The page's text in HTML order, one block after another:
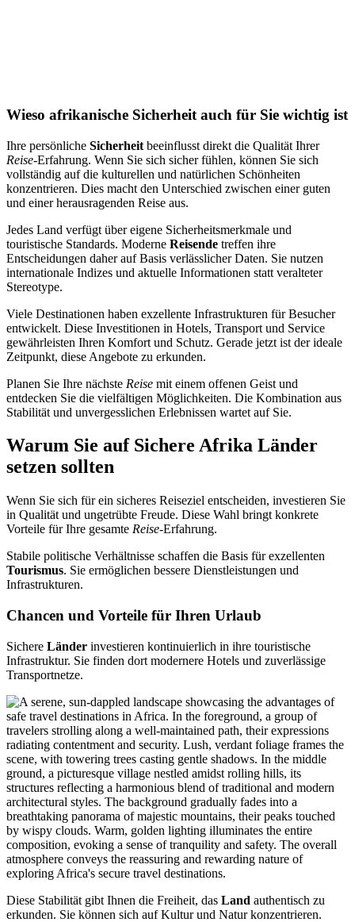
Wieso afrikanische Sicherheit auch für Sie wichtig ist
Ihre persönliche Sicherheit beeinflusst direkt die Qualität Ihrer
Reise-Erfahrung. Wenn Sie sich sicher fühlen, können Sie sich
vollständig auf die kulturellen und natürlichen Schönheiten
konzentrieren. Dies macht den Unterschied zwischen einer guten
und einer herausragenden Reise aus.
Jedes Land verfügt über eigene Sicherheitsmerkmale und
touristische Standards. Moderne Reisende treffen ihre
Entscheidungen daher auf Basis verlässlicher Daten. Sie nutzen
internationale Indizes und aktuelle Informationen statt veralteter
Stereotype.
Viele Destinationen haben exzellente Infrastrukturen für Besucher
entwickelt. Diese Investitionen in Hotels, Transport und Service
gewährleisten Ihren Komfort und Schutz. Gerade jetzt ist der ideale
Zeitpunkt, diese Angebote zu erkunden.
Planen Sie Ihre nächste Reise mit einem offenen Geist und
entdecken Sie die vielfältigen Möglichkeiten. Die Kombination aus
Stabilität und unvergesslichen Erlebnissen wartet auf Sie.
Warum Sie auf Sichere Afrika Länder
setzen sollten
Wenn Sie sich für ein sicheres Reiseziel entscheiden, investieren Sie
in Qualität und ungetrübte Freude. Diese Wahl bringt konkrete
Vorteile für Ihre gesamte Reise-Erfahrung.
Stabile politische Verhältnisse schaffen die Basis für exzellenten
Tourismus. Sie ermöglichen bessere Dienstleistungen und
Infrastrukturen.
Chancen und Vorteile für Ihren Urlaub
Sichere Länder investieren kontinuierlich in ihre touristische
Infrastruktur. Sie finden dort modernere Hotels und zuverlässige
Transportnetze.
Diese Stabilität gibt Ihnen die Freiheit, das Land authentisch zu
erkunden. Sie können sich auf Kultur und Natur konzentrieren.